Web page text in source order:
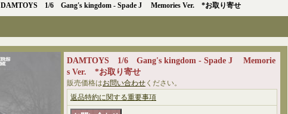
DAMTOYS 1/6 Gang's kingdom - Spade J Memories Ver. *お取り寄せ
DAMTOYS 1/6 Gang's kingdom - Spade J Memorie
s Ver. *お取り寄せ
販売価格はお問い合わせ ください。
返品特約に関する重要事項